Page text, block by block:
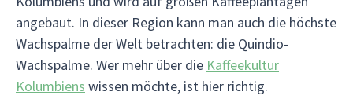
angebaut. In dieser Region kann man auch die höchste
Wachspalme der Welt betrachten: die Quindio-
Wachspalme. Wer mehr über die Kaffeekultur
Kolumbiens wissen möchte, ist hier richtig.